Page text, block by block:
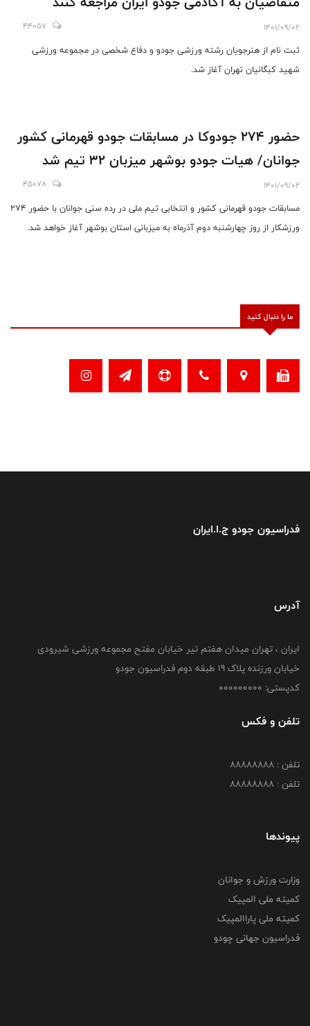
1401/09/02
44057
ثبت نام از هنرجویان رشته ورزشی جودو و دفاع شخصی در مجموعه ورزشی
شهید کبگانیان تهران آغاز شد.
حضور 274 جودوکا در مسابقات جودو قهرمانی کشور
جوانان/ هیات جودو بوشهر میزبان 32 تیم شد
1401/09/02
45078
مسابقات جودو قهرمانی کشور و انتخابی تیم ملی در رده سنی جوانان با حضور 274
ورزشکار از روز چهارشنبه دوم آذرماه به میزبانی استان بوشهر آغاز خواهد شد.
ما را دنبال کنید
فدراسیون جودو ج.ا.ایران
آدرس
ایران ، تهران میدان هفتم تیر خیابان مفتح مجموعه ورزشی شیرودی
خیابان ورزنده پلاک ۱۹ طبقه دوم فدراسیون جودو
کدپستی: 000000000
تلفن و فکس
تلفن : 88888888
تلفن : 88888888
پیوندها
وزارت ورزش و جوانان
کمیته ملی المپیک
کمیته ملی پاراالمپیک
فدراسیون جهانی چودو